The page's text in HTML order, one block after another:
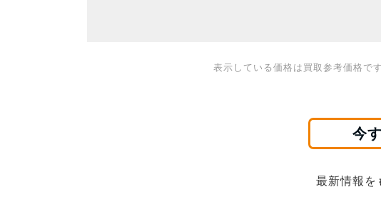
表示している価格は買取参考価格で
今
最新情報を